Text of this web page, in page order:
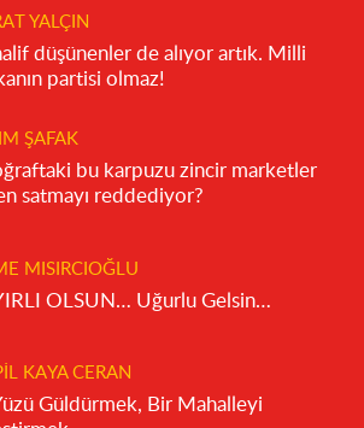
YALÇIN
düşünenler de alıyor artık. Milli
partisi olmaz!
ŞAFAK
bu karpuzu zincir marketler
satmayı reddediyor?
MISIRCIOĞLU
HAYIRLI OLSUN… Uğurlu Gelsin…
KAYA CERAN
Güldürmek, Bir Mahalleyi